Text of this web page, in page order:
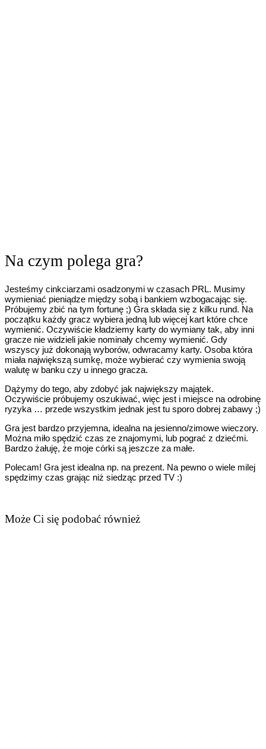
Na czym polega gra?
Jesteśmy cinkciarzami osadzonymi w czasach PRL. Musimy
wymieniać pieniądze między sobą i bankiem wzbogacając się.
Próbujemy zbić na tym fortunę ;) Gra składa się z kilku rund. Na
początku każdy gracz wybiera jedną lub więcej kart które chce
wymienić. Oczywiście kładziemy karty do wymiany tak, aby inni
gracze nie widzieli jakie nominały chcemy wymienić. Gdy
wszyscy już dokonają wyborów, odwracamy karty. Osoba która
miała największą sumkę, może wybierać czy wymienia swoją
walutę w banku czy u innego gracza.
Dążymy do tego, aby zdobyć jak największy majątek.
Oczywiście próbujemy oszukiwać, więc jest i miejsce na odrobinę
ryzyka … przede wszystkim jednak jest tu sporo dobrej zabawy ;)
Gra jest bardzo przyjemna, idealna na jesienno/zimowe wieczory.
Można miło spędzić czas ze znajomymi, lub pograć z dziećmi.
Bardzo żałuję, że moje córki są jeszcze za małe.
Polecam! Gra jest idealna np. na prezent. Na pewno o wiele milej
spędzimy czas grając niż siedząc przed TV :)
Może Ci się podobać również